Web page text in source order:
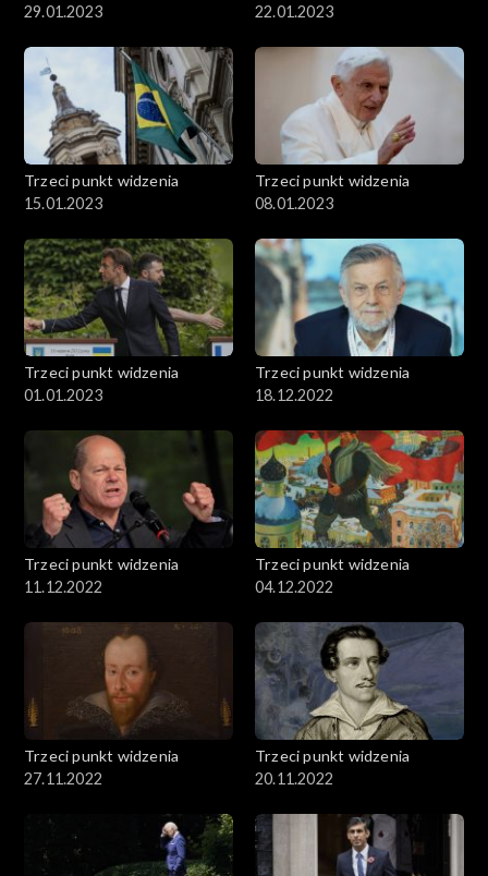
29.01.2023
22.01.2023
Trzeci punkt widzenia
15.01.2023
Trzeci punkt widzenia
08.01.2023
Trzeci punkt widzenia
01.01.2023
Trzeci punkt widzenia
18.12.2022
Trzeci punkt widzenia
11.12.2022
Trzeci punkt widzenia
04.12.2022
Trzeci punkt widzenia
27.11.2022
Trzeci punkt widzenia
20.11.2022